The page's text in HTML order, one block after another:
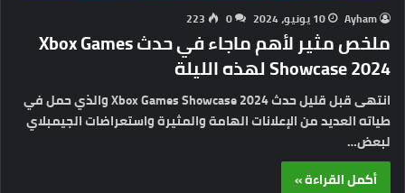
Ayham 10 يونيو، 2024 0
223
ملخص مثير لأهم ماجاء في حدث Xbox Games
Showcase 2024 لهذه الليلة
انتهى قبل قليل حدث Xbox Games Showcase 2024 والذي حمل في
طياته العديد من الإعلانات الهامة والمثيرة واستعراضات الجيمبلاي
لبعض…
أكمل القراءة »